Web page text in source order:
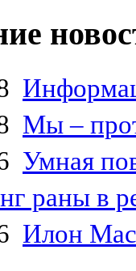
Мы –
Умная
раны в
Илон